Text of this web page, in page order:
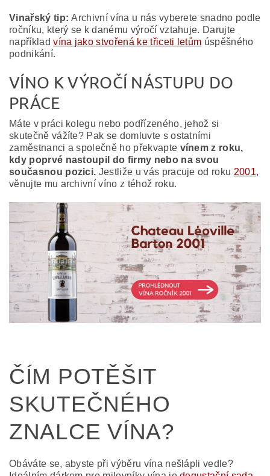
Vinařský tip:Archivní vína u nás vyberete snadno podle
ročníku, který se k danému výročí vztahuje. Darujte
napříkladvína jako stvořená ke třiceti letům úspěšného
podnikání.
VÍNO K VÝROČÍ NÁSTUPU DO
PRÁCE
Máte v práci kolegu nebo podřízeného, jehož si
skutečně vážíte? Pak se domluvte s ostatními
zaměstnanci a společně ho překvapte vínem z roku,
kdy poprvé nastoupil do firmy nebo na svou
současnou pozici. Jestliže u vás pracuje od roku 2001,
věnujte mu archivní víno z téhož roku.
ČÍM POTĚŠIT
SKUTEČNÉHO
ZNALCE VÍNA?
Obáváte se, abyste při výběru vína nešlápli vedle?